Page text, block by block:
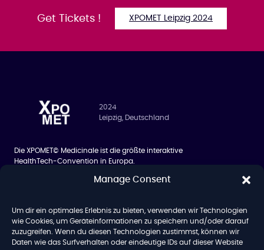
Manage Consent
Um dir ein optimales Erlebnis zu bieten, verwenden wir Technologien
wie Cookies, um Geräteinformationen zu speichern und/oder darauf
zuzugreifen. Wenn du diesen Technologien zustimmst, können wir
Daten wie das Surfverhalten oder eindeutige IDs auf dieser Website
Get Tickets ! XPOMET Leipzig 2024
2024
Leipzig, Deutschland
Die XPOMET© Medicinale ist die größte interaktive
HealthTech-Convention in Europa.
Siilo Networking App
Hotel
Über uns
Team
Blog